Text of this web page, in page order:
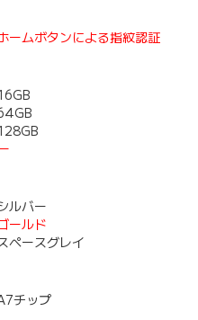
ームボタンによる指紋認証
ルバー
ールド
ペースグレイ
チップ